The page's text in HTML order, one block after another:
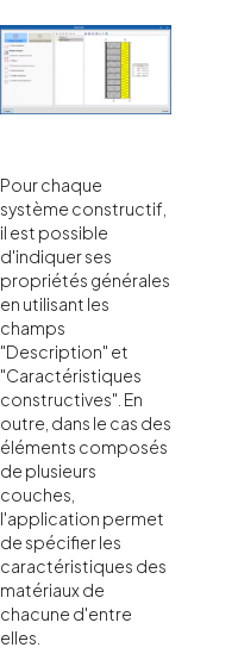
Pour chaque
système constructif,
il est possible
d'indiquer ses
propriétés générales
en utilisant les
champs
"Description" et
"Caractéristiques
constructives". En
outre, dans le cas des
éléments composés
de plusieurs
couches,
l'application permet
de spécifier les
caractéristiques des
matériaux de
chacune d'entre
elles.